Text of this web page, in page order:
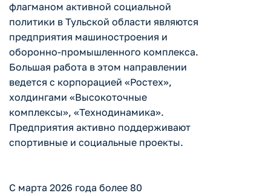
флагманом активной социальной
политики в Тульской области являются
предприятия машиностроения и
оборонно-промышленного комплекса.
Большая работа в этом направлении
ведется с корпорацией «Ростех»,
холдингами «Высокоточные
комплексы», «Технодинамика».
Предприятия активно поддерживают
спортивные и социальные проекты.
С марта 2026 года более 80